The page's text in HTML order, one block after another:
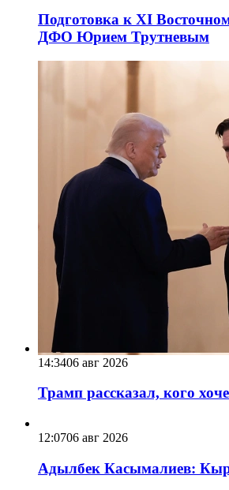
Подготовка к XI
ДФО Юрием Трутневым
14:3406 авг 2026
Трамп рассказал, кого
12:0706 авг 2026
Адылбек Касымалиев: